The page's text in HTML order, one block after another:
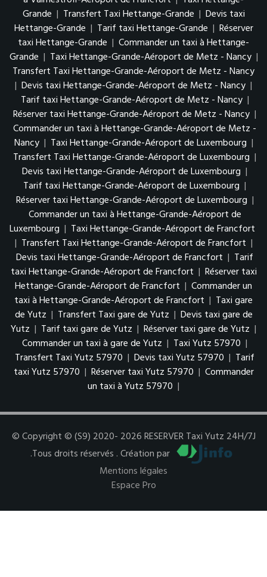
Grande | Transfert Taxi Hettange-Grande | Devis taxi
Hettange-Grande | Tarif taxi Hettange-Grande | Réserver
taxi Hettange-Grande | Commander un taxi à Hettange-
Grande | Taxi Hettange-Grande-Aéroport de Metz - Nancy |
Transfert Taxi Hettange-Grande-Aéroport de Metz - Nancy
| Devis taxi Hettange-Grande-Aéroport de Metz - Nancy |
Tarif taxi Hettange-Grande-Aéroport de Metz - Nancy |
Réserver taxi Hettange-Grande-Aéroport de Metz - Nancy |
Commander un taxi à Hettange-Grande-Aéroport de Metz -
Nancy | Taxi Hettange-Grande-Aéroport de Luxembourg |
Transfert Taxi Hettange-Grande-Aéroport de Luxembourg |
Devis taxi Hettange-Grande-Aéroport de Luxembourg |
Tarif taxi Hettange-Grande-Aéroport de Luxembourg |
Réserver taxi Hettange-Grande-Aéroport de Luxembourg |
Commander un taxi à Hettange-Grande-Aéroport de
Luxembourg | Taxi Hettange-Grande-Aéroport de Francfort
| Transfert Taxi Hettange-Grande-Aéroport de Francfort |
Devis taxi Hettange-Grande-Aéroport de Francfort | Tarif
taxi Hettange-Grande-Aéroport de Francfort | Réserver taxi
Hettange-Grande-Aéroport de Francfort | Commander un
taxi à Hettange-Grande-Aéroport de Francfort | Taxi gare
de Yutz | Transfert Taxi gare de Yutz | Devis taxi gare de
Yutz | Tarif taxi gare de Yutz | Réserver taxi gare de Yutz |
Commander un taxi à gare de Yutz | Taxi Yutz 57970 |
Transfert Taxi Yutz 57970 | Devis taxi Yutz 57970 | Tarif
taxi Yutz 57970 | Réserver taxi Yutz 57970 | Commander
un taxi à Yutz 57970 |
© Copyright © (S9) 2020- 2026 RESERVER Taxi Yutz 24H/7J
.Tous droits réservés . Création par
Mentions légales
Espace Pro